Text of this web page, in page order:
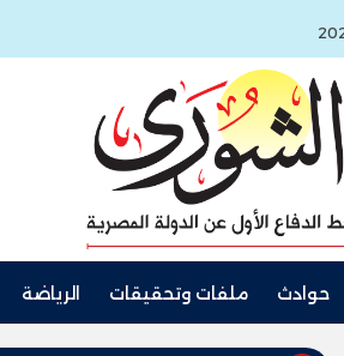
حوادث ملفات وتحقيقات الرياضة